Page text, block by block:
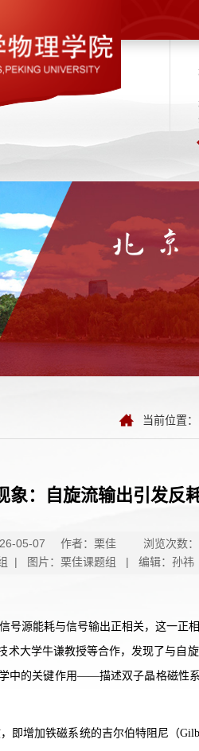
当前位置：
象：自旋流输出引发反
05-07 作者：栗佳 浏览次数：
组 | 图片：栗佳课题组 | 编辑：孙
号源能耗与信号输出正相关，这一正
术大学牛谦教授等合作，发现了与自
中的关键作用——描述双子晶格磁性
即增加铁磁系统的吉尔伯特阻尼（